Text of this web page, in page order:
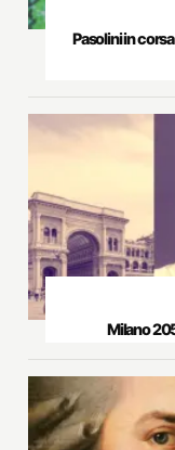
Pasolini in
Milano